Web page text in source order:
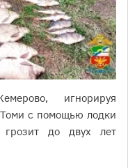
игнорируя
с помощью лодки
до двух лет